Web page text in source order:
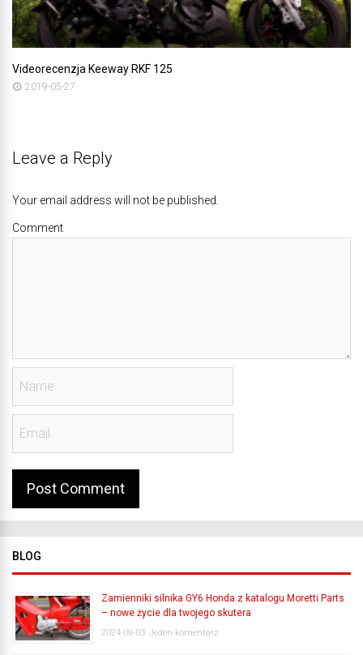
Videorecenzja Keeway RKF 125
2019-05-27
Leave a Reply
Your email address will not be published.
Comment
BLOG
Zamienniki silnika GY6 Honda z katalogu Moretti Parts
– nowe życie dla twojego skutera
2024-09-03 Jeden komentarz